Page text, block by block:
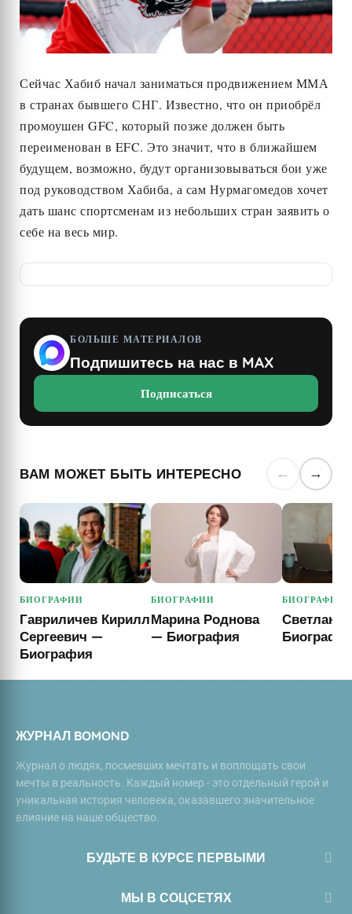
Сейчас Хабиб начал заниматься продвижением ММА
в странах бывшего СНГ. Известно, что он приобрёл
промоушен GFC, который позже должен быть
переименован в EFC. Это значит, что в ближайшем
будущем, возможно, будут организовываться бои уже
под руководством Хабиба, а сам Нурмагомедов хочет
дать шанс спортсменам из небольших стран заявить о
себе на весь мир.
БОЛЬШЕ МАТЕРИАЛОВ
Подпишитесь на нас в MAX
Подписаться
ВАМ МОЖЕТ БЫТЬ ИНТЕРЕСНО ← →
БИОГРАФИИ
Гавриличев Кирилл
Сергеевич —
Биография
БИОГРАФИИ
Марина Роднова
— Биография
БИОГРАФИИ
ЖУРНАЛ BOMOND
Журнал о людях, посмевших мечтать и воплощать свои
мечты в реальность. Каждый номер - это отдельный герой и
уникальная история человека, оказавшего значительное
влияние на наше общество.
БУДЬТЕ В КУРСЕ ПЕРВЫМИ
МЫ В СОЦСЕТЯХ